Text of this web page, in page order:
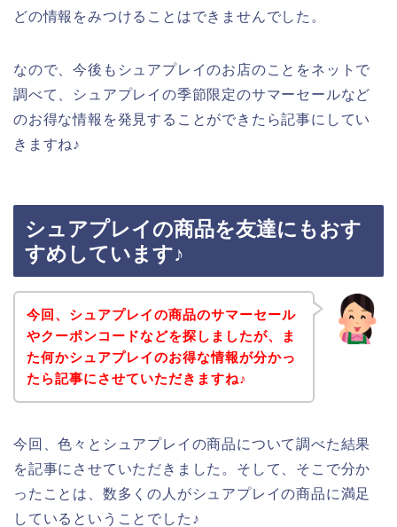
どの情報をみつけることはできませんでした。
なので、今後もシュアプレイのお店のことをネットで
調べて、シュアプレイの季節限定のサマーセールなど
のお得な情報を発見することができたら記事にしてい
きますね♪
シュアプレイの商品を友達にもおす
すめしています♪
今回、シュアプレイの商品のサマーセール
やクーポンコードなどを探しましたが、ま
た何かシュアプレイのお得な情報が分かっ
たら記事にさせていただきますね♪
今回、色々とシュアプレイの商品について調べた結果
を記事にさせていただきました。そして、そこで分か
ったことは、数多くの人がシュアプレイの商品に満足
しているということでした♪